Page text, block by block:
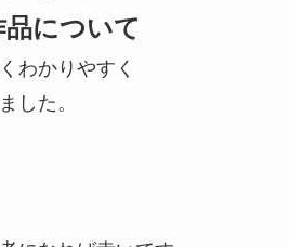
について
わかりやすく
した。